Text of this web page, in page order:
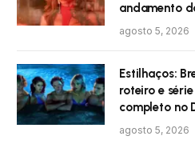
andamento
agosto 5, 2026
Estilhaços:
roteiro e
completo no
agosto 5, 2026